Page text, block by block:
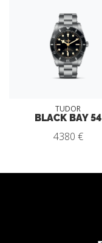
TUDOR
BLACK BAY 54
4380 €